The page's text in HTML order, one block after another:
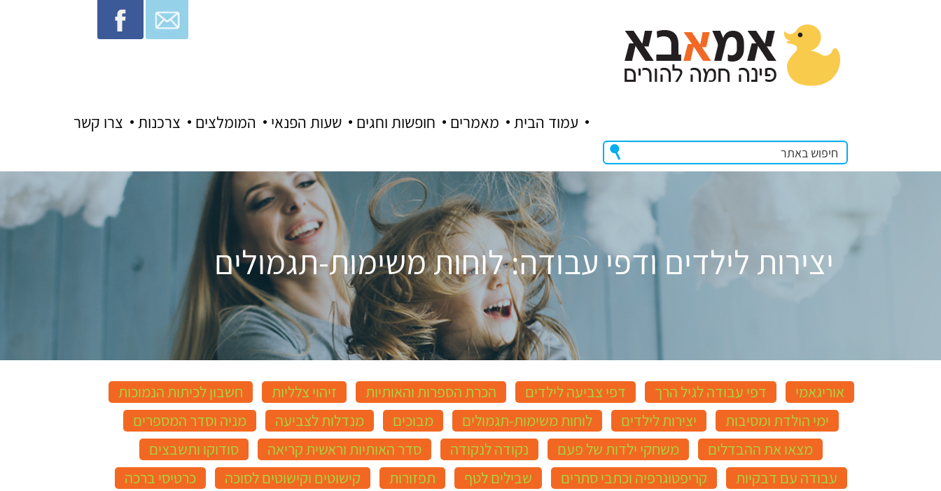
צרו קשר צרכנות המומלצים שעות הפנאי חופשות וחגים מאמרים עמוד הבית
יצירות לילדים ודפי עבודה: לוחות משימות-תגמולים
אוריגאמי דפי עבודה לגיל הרך דפי צביעה לילדים הכרת הספרות והאותיות זיהוי צלליות
חשבון לכיתות הנמוכות
ימי הולדת ומסיבות
יצירות לילדים לוחות משימות-תגמולים מבוכים מנדלות לצביעה
מניה וסדר המספרים
מצאו את ההבדלים
משחקי ילדות של פעם נקודה לנקודה סדר האותיות וראשית קריאה
סודוקו ותשבצים
עבודה עם דבקיות
קריפטוגרפיה וכתבי סתרים שבילים לטף תפזורות קישוטים וקישוטים לסוכה
כרטיסי ברכה